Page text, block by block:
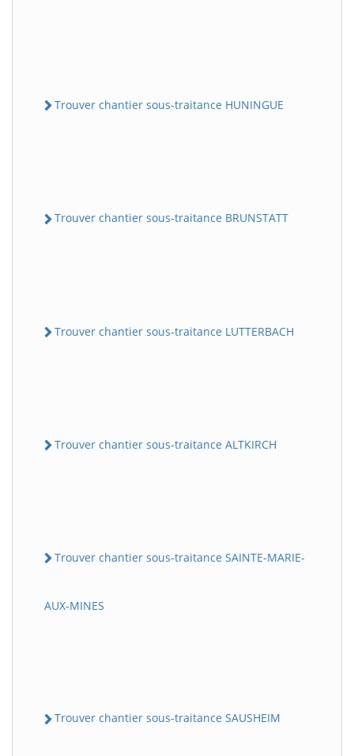
Trouver chantier sous-traitance HUNINGUE
Trouver chantier sous-traitance BRUNSTATT
Trouver chantier sous-traitance LUTTERBACH
Trouver chantier sous-traitance ALTKIRCH
Trouver chantier sous-traitance SAINTE-MARIE-
AUX-MINES
Trouver chantier sous-traitance SAUSHEIM